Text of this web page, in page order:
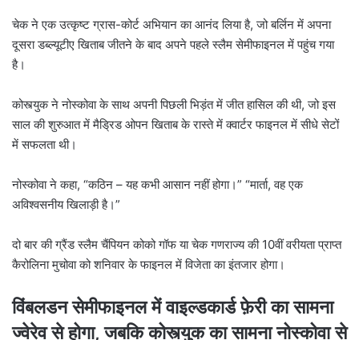
चेक ने एक उत्कृष्ट ग्रास-कोर्ट अभियान का आनंद लिया है, जो बर्लिन में अपना
दूसरा डब्ल्यूटीए खिताब जीतने के बाद अपने पहले स्लैम सेमीफाइनल में पहुंच गया
है।
कोस्त्युक ने नोस्कोवा के साथ अपनी पिछली भिड़ंत में जीत हासिल की थी, जो इस
साल की शुरुआत में मैड्रिड ओपन खिताब के रास्ते में क्वार्टर फाइनल में सीधे सेटों
में सफलता थी।
नोस्कोवा ने कहा, “कठिन – यह कभी आसान नहीं होगा।” “मार्ता, वह एक
अविश्वसनीय खिलाड़ी है।”
दो बार की ग्रैंड स्लैम चैंपियन कोको गॉफ या चेक गणराज्य की 10वीं वरीयता प्राप्त
कैरोलिना मुचोवा को शनिवार के फाइनल में विजेता का इंतजार होगा।
विंबलडन सेमीफाइनल में वाइल्डकार्ड फ़ेरी का सामना
ज्वेरेव से होगा, जबकि कोस्त्युक का सामना नोस्कोवा से